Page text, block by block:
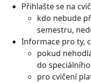
Přihlašte se na
kdo nebude
semestru,
Informace pro ty,
pokud
do
pro cvičení